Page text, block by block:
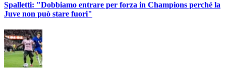
Spalletti: "Dobbiamo entrare per forza in Champions perché la
Juve non può stare fuori"